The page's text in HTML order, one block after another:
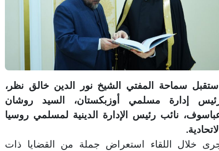
سماحة المفتي الشيخ نور الدين خالق نظر،
إدارة مسلمي أوزبكستان، السيد روشان
نائب رئيس الإدارة الدينية لمسلمي روسيا
خلال اللقاء استعراض جملة من القضايا ذات